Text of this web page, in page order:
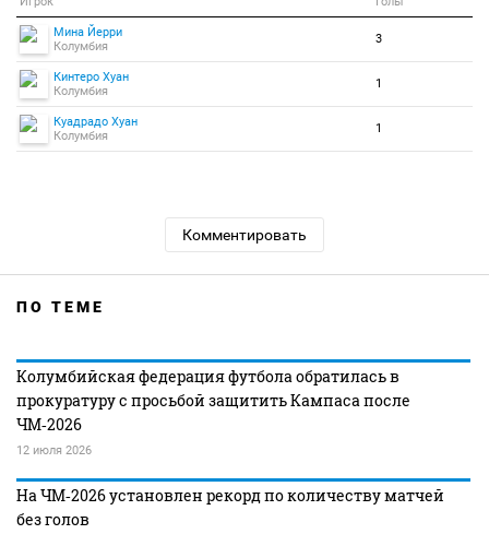
Мина Йерри
Колумбия
3
Кинтеро Хуан
Колумбия
1
Куадрадо Хуан
Колумбия
1
Комментировать
ПО ТЕМЕ
Колумбийская федерация футбола обратилась в
прокуратуру с просьбой защитить Кампаса после
ЧМ‑2026
12 июля 2026
На ЧМ‑2026 установлен рекорд по количеству матчей
без голов